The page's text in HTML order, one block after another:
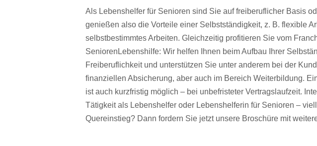
Als Lebenshelfer für Senioren sind Sie auf freiberuflicher Basis
genießen also die Vorteile einer Selbstständigkeit, z. B. flexible
selbstbestimmtes Arbeiten. Gleichzeitig profitieren Sie vom
SeniorenLebenshilfe: Wir helfen Ihnen beim Aufbau Ihrer
Freiberuflichkeit und unterstützen Sie unter anderem bei der
finanziellen Absicherung, aber auch im Bereich Weiterbildung.
ist auch kurzfristig möglich – bei unbefristeter Vertragslaufzeit.
Tätigkeit als Lebenshelfer oder Lebenshelferin für Senioren –
Quereinstieg? Dann fordern Sie jetzt unsere Broschüre mit